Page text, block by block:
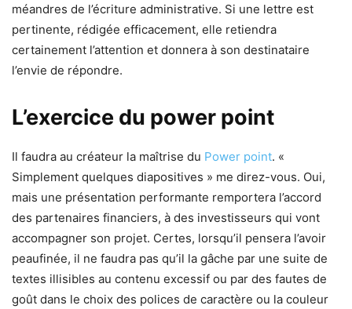
méandres de l’écriture administrative. Si une lettre est
pertinente, rédigée efficacement, elle retiendra
certainement l’attention et donnera à son destinataire
l’envie de répondre.
L’exercice du power point
Il faudra au créateur la maîtrise du Power point. «
Simplement quelques diapositives » me direz-vous. Oui,
mais une présentation performante remportera l’accord
des partenaires financiers, à des investisseurs qui vont
accompagner son projet. Certes, lorsqu’il pensera l’avoir
peaufinée, il ne faudra pas qu’il la gâche par une suite de
textes illisibles au contenu excessif ou par des fautes de
goût dans le choix des polices de caractère ou la couleur